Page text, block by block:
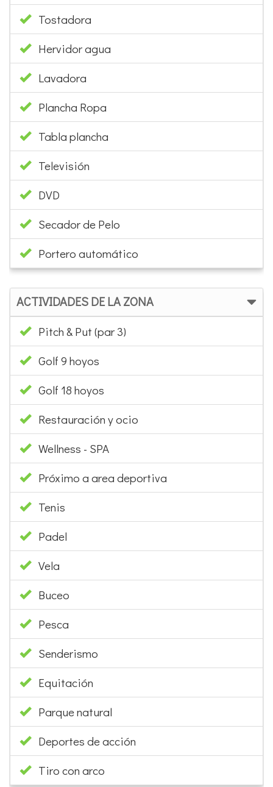
Tostadora
Hervidor agua
Lavadora
Plancha Ropa
Tabla plancha
Televisión
DVD
Secador de Pelo
Portero automático
ACTIVIDADES DE LA ZONA
Pitch & Put (par 3)
Golf 9 hoyos
Golf 18 hoyos
Restauración y ocio
Wellness - SPA
Próximo a area deportiva
Tenis
Padel
Vela
Buceo
Pesca
Senderismo
Equitación
Parque natural
Deportes de acción
Tiro con arco